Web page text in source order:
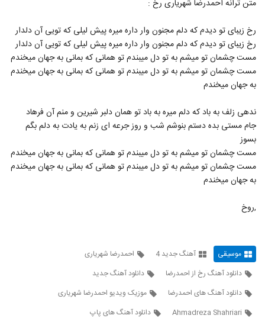
893
894
موزیک زیبای ستاره هاتو دزدیدن از محمد
دیوانی
۳۶۹ بازدید
896
آهنگ کنارم نباشی از محمد دهقان پور(پاپ)
دانلود آهنگ محمدسینا اسکندری کوه غرور
(Mohammadsina Eskandari Koohe
Ghoroor)۴۸۳ بازدید
دانلود آهنگ عالیجناب (رمیکس 2) از ایوان بند
متن ترانه احمدرضا شهریاری رخ :
رخ زیبای تو دیدم که دلم مجنون وار داره میره پیش لیلی که تویی آن دلدار
رخ زیبای تو دیدم که دلم مجنون وار داره میره پیش لیلی که تویی آن دلدار
مست چشمان تو میشم به تو دل میبندم تو همانی که بمانی به جهان میخندم
مست چشمان تو میشم به تو دل میبندم تو همانی که بمانی به جهان میخندم
به جهان میخندم
ندهی زلف به باد که دلم میره به باد تو همان دلبر شیرین و منم آن فرهاد
جام مستی بده دستم بنوشم شب و روز جرعه ای زنم به یادت به دلم بگم
بسوز
مست چشمان تو میشم به تو دل میبندم تو همانی که بمانی به جهان میخندم
مست چشمان تو میشم به تو دل میبندم تو همانی که بمانی به جهان میخندم
به جهان میخندم
,روخ
موسیقی آهنگ جدید 4
احمدرضا شهریاری
دانلود آهنگ رخ از احمدرضا
دانلود آهنگ جدید
دانلود آهنگ های احمدرضا
موزیک ویدیو احمدرضا شهریاری
Ahmadreza Shahriari
دانلود آهنگ های پاپ